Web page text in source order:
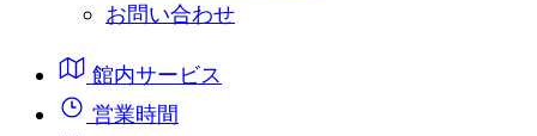
お問い合わせ
館内サービス
営業時間